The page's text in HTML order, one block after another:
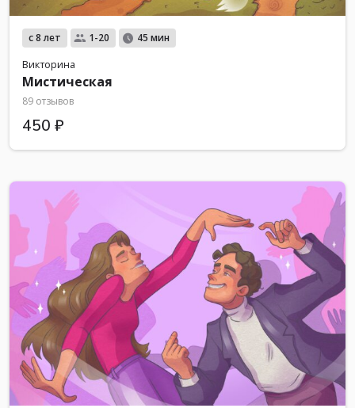
с 8 лет 1-20 45 мин
Викторина
Мистическая
89 отзывов
450 ₽